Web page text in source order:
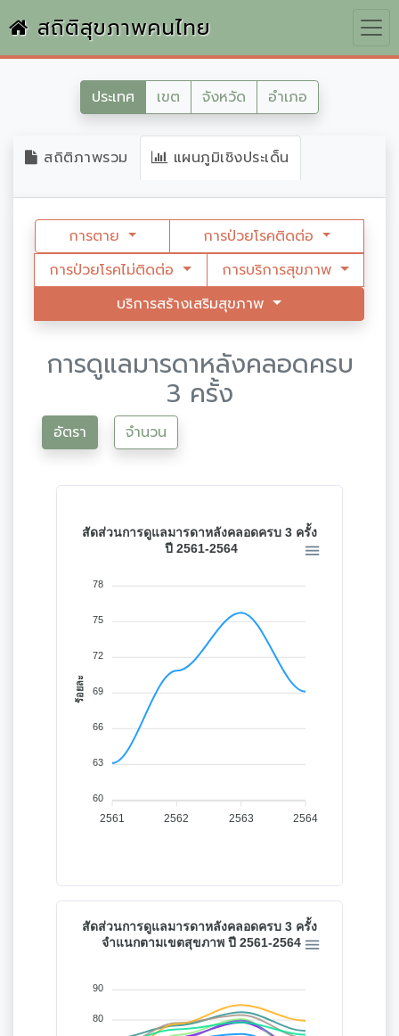
สถิติสุขภาพคนไทย
ประเทศ เขต จังหวัด อำเภอ
สถิติภาพรวม แผนภูมิเชิงประเด็น
การตาย
การป่วยโรคติดต่อ
การป่วยโรคไม่ติดต่อ
การบริการสุขภาพ
บริการสร้างเสริมสุขภาพ
การดูแลมารดาหลังคลอดครบ
3 ครั้ง
อัตรา จำนวน